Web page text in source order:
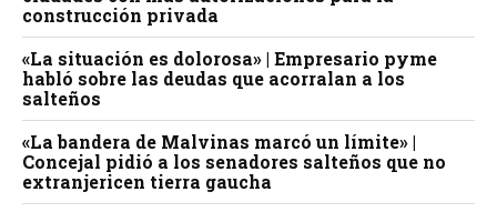
construcción privada
«La situación es dolorosa» | Empresario pyme
habló sobre las deudas que acorralan a los
salteños
«La bandera de Malvinas marcó un límite» |
Concejal pidió a los senadores salteños que no
extranjericen tierra gaucha